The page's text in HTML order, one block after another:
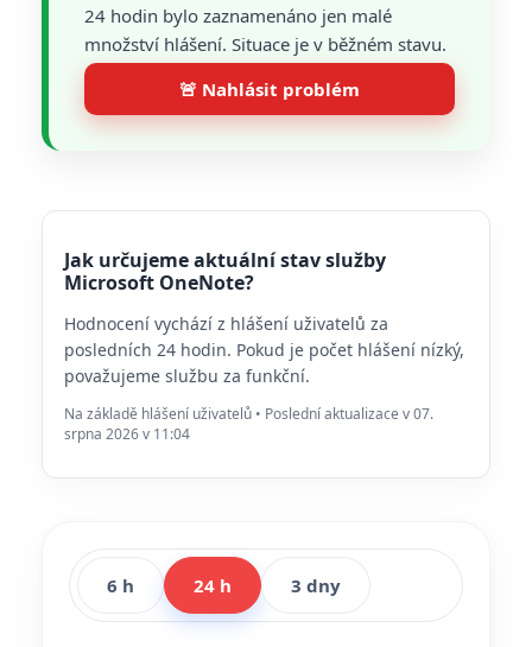
24 hodin bylo zaznamenáno jen malé
množství hlášení. Situace je v běžném stavu.
🚨 Nahlásit problém
Jak určujeme aktuální stav služby
Microsoft OneNote?
Hodnocení vychází z hlášení uživatelů za
posledních 24 hodin. Pokud je počet hlášení nízký,
považujeme službu za funkční.
Na základě hlášení uživatelů • Poslední aktualizace v 07.
srpna 2026 v 11:04
6 h 24 h 3 dny